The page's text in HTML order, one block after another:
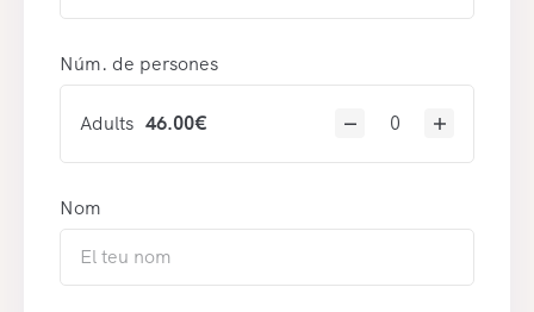
Núm. de persones
Adults 46.00€
Nom